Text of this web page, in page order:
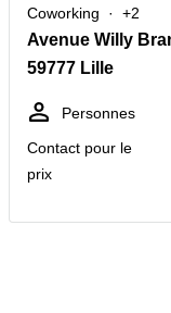
Coworking +2
Avenue Willy
59777 Lille
Personnes
Contact pour le
prix